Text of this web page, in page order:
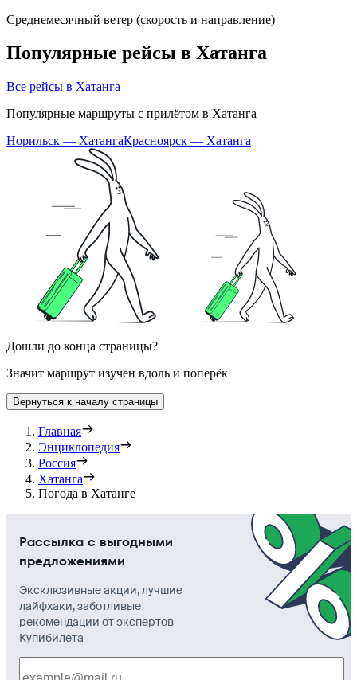
Среднемесячный ветер (скорость и направление)
Популярные рейсы в Хатанга
Все рейсы в Хатанга
Популярные маршруты с прилётом в Хатанга
Норильск — ХатангаКрасноярск — Хатанга
Дошли до конца страницы?
Значит маршрут изучен вдоль и поперёк
Вернуться к началу страницы
Главная
Энциклопедия
Россия
Хатанга
Погода в Хатанге
Рассылка с выгодными
предложениями
Эксклюзивные акции, лучшие
лайфхаки, заботливые
рекомендации от экспертов
Купибилета